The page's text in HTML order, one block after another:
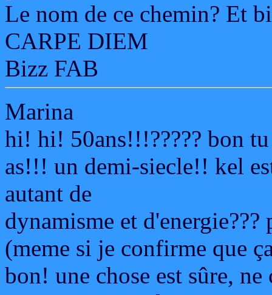
Le nom de ce chemin? Et
CARPE DIEM
Bizz FAB
Marina
hi! hi! 50ans!!!????? bon
as!!! un demi-siecle!! kel
autant de
dynamisme et d'energie???
(meme si je confirme que
bon! une chose est sûre,